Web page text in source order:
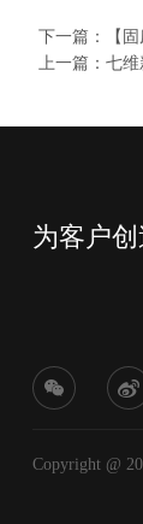
下一篇：【
上一篇：七
为客户
Copyright @